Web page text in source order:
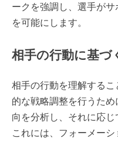
ークを強調し、選手が
を可能にします。
相手の行動に基づ
相手の行動を理解する
的な戦略調整を行うた
向を分析し、それに応じ
これには、フォーメー